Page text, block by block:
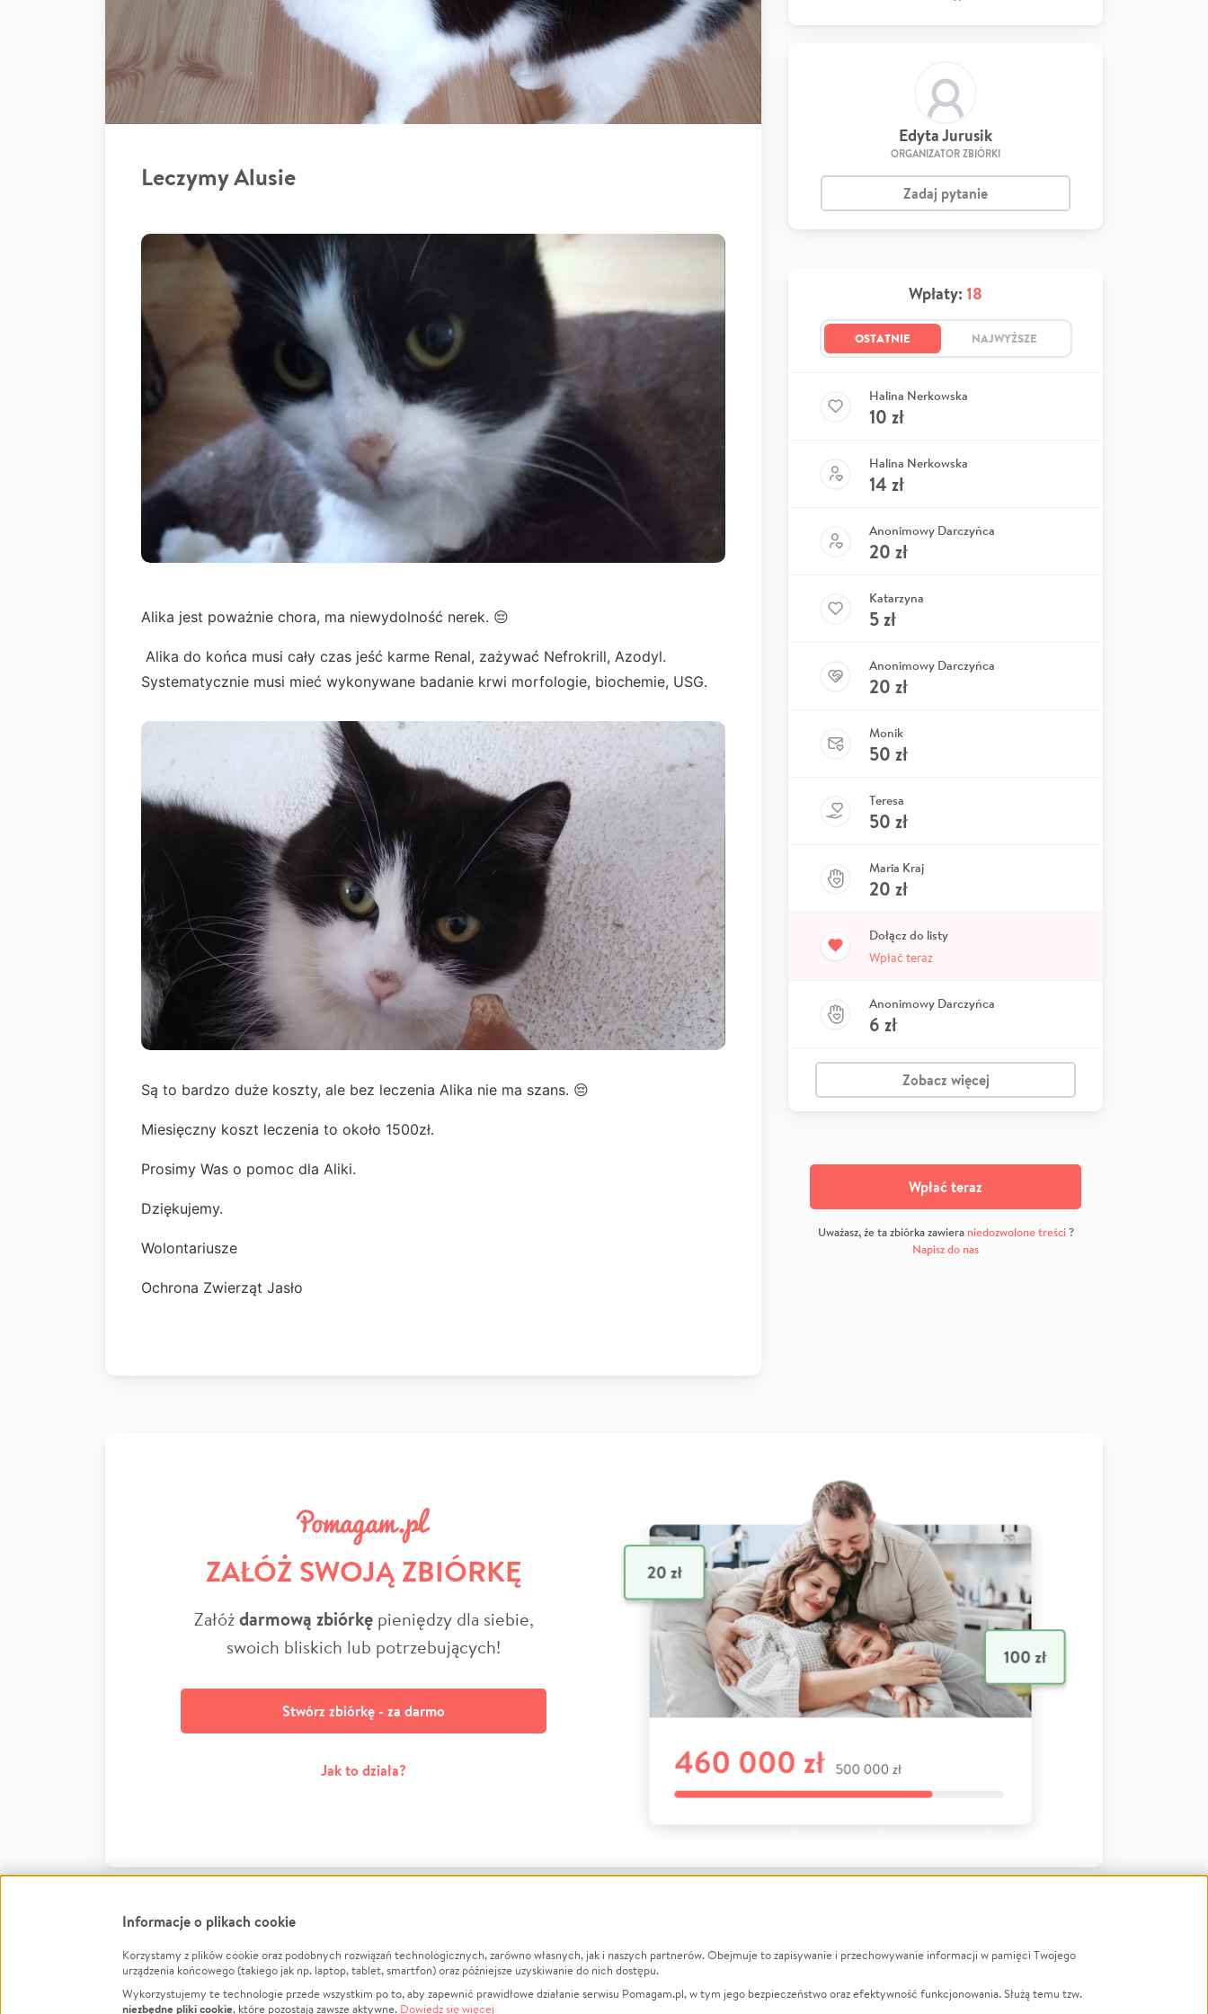
Leczymy Alusie
Alika jest poważnie chora, ma niewydolność nerek. 😔
Alika do końca musi cały czas jeść karme Renal, zażywać Nefrokrill, Azodyl.
Systematycznie musi mieć wykonywane badanie krwi morfologie, biochemie, USG.
Są to bardzo duże koszty, ale bez leczenia Alika nie ma szans. 😔
Miesięczny koszt leczenia to około 1500zł.
Prosimy Was o pomoc dla Aliki.
Dziękujemy.
Wolontariusze
Ochrona Zwierząt Jasło
Edyta Jurusik
ORGANIZATOR ZBIÓRKI
Zadaj pytanie
Wpłaty: 18
OSTATNIE NAJWYŻSZE
Halina Nerkowska
10 zł
Halina Nerkowska
14 zł
Anonimowy Darczyńca
20 zł
Katarzyna
5zł
Anonimowy Darczyńca
20 zł
Monik
50 zł
Teresa
50 zł
Maria Kraj
20 zł
Dołącz do listy
Wpłać teraz
Anonimowy Darczyńca
6 zł
Zobacz więcej
Wpłać teraz
Uważasz, że ta zbiórka zawiera niedozwolone treści?
Napisz do nas
ZAŁÓŻ SWOJĄ ZBIÓRKĘ
Załóżdarmową zbiórkępieniędzy dla siebie,
swoich bliskich lub potrzebujących!
Stwórz zbiórkę - za darmo
Jak to działa?
Informacje
Jak to działa?
O nas
Opinie
Zbieraj na
Leczenie LGBTQ+
Informacje o plikach cookie
Korzystamy z plików cookie oraz podobnych rozwiązań technologicznych, zarówno własnych, jak i naszych partnerów. Obejmuje to zapisywanie i przechowywanie informacji w pamięci Twojego
urządzenia końcowego (takiego jak np. laptop, tablet, smartfon) oraz późniejsze uzyskiwanie do nich dostępu.
Wykorzystujemy te technologie przede wszystkim po to, aby zapewnić prawidłowe działanie serwisu Pomagam.pl, w tym jego bezpieczeństwo oraz efektywność funkcjonowania. Służą temu tzw.
niezbędne pliki cookie, które pozostają zawsze aktywne. Dowiedz się więcej